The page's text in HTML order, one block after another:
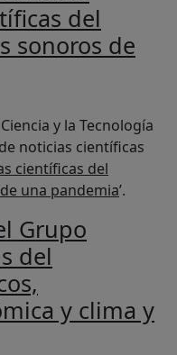
del
sonoros de
y la Tecnología
noticias científicas
científicas del
una pandemia’.
Grupo
del
y clima y